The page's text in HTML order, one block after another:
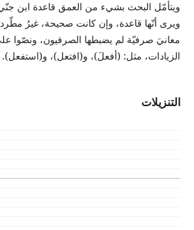
ويتأمّل البحث بشيء من العمق قاعدة ابن
ويرى أنّها قاعدة، وإن كانت صحيحة، غيرُ
معانيَ صرفيّة لم يضبطها الصرفيون، ونصّوا
الزيادات، مثل: (أفعلَ)، و(افتعل)، و(استفعل).
التنزيلات